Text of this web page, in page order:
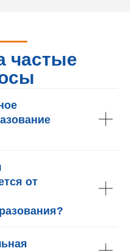
частые
от